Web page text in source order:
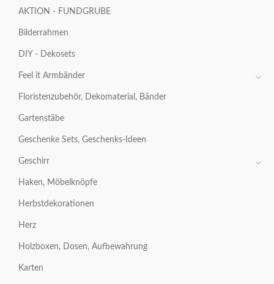
AKTION - FUNDGRUBE
Bilderrahmen
DIY - Dekosets
Feel it Armbänder
Floristenzubehör, Dekomaterial, Bänder
Gartenstäbe
Geschenke Sets, Geschenks-Ideen
Geschirr
Haken, Möbelknöpfe
Herbstdekorationen
Herz
Holzboxen, Dosen, Aufbewahrung
Karten